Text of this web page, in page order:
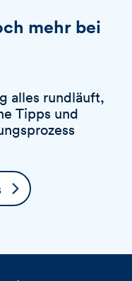
mehr bei
alles rundläuft,
Tipps und